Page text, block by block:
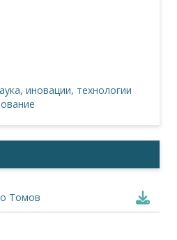
иновации, технологии
Томов